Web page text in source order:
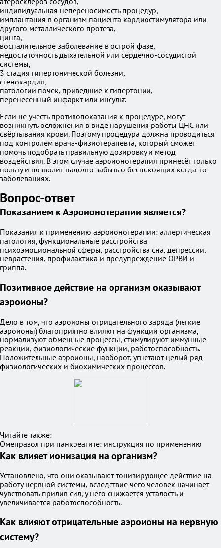
индивидуальная непереносимость процедур,
имплантация в организм пациента кардиостимулятора или
другого металлического протеза,
цинга,
воспалительное заболевание в острой фазе,
недостаточность дыхательной или сердечно-сосудистой
системы,
3 стадия гипертонической болезни,
стенокардия,
патологии почек, приведшие к гипертонии,
перенесённый инфаркт или инсульт.
Если не учесть противопоказания к процедуре, могут
возникнуть осложнения в виде нарушения работы ЦНС или
свёртывания крови. Поэтому процедура должна проводиться
под контролем врача-физиотерапевта, который сможет
помочь подобрать правильную дозировку и метод
воздействия. В этом случае аэроионотерапия принесёт только
пользу и позволит надолго забыть о беспокоящих когда-то
заболеваниях.
Вопрос-ответ
Показанием к Аэроионотерапии является?
Показания к применению аэроионотерапии: аллергическая
патология, функциональные расстройства
психоэмоциональной сферы, расстройства сна, депрессии,
неврастения, профилактика и предупреждение ОРВИ и
гриппа.
Позитивное действие на организм оказывают
аэроионы?
Дело в том, что аэроионы отрицательного заряда (легкие
аэроионы) благоприятно влияют на функции организма,
нормализуют обменные процессы, стимулируют иммунные
реакции, физиологические функции, работоспособность.
Положительные аэроионы, наоборот, угнетают целый ряд
физиологических и биохимических процессов.
Читайте также:
Омепразол при панкреатите: инструкция по применению
Как влияет ионизация на организм?
Установлено, что они оказывают тонизирующее действие на
работу нервной системы, вследствие чего человек начинает
чувствовать прилив сил, у него снижается усталость и
увеличивается работоспособность.
Как влияют отрицательные аэроионы на нервную
систему?